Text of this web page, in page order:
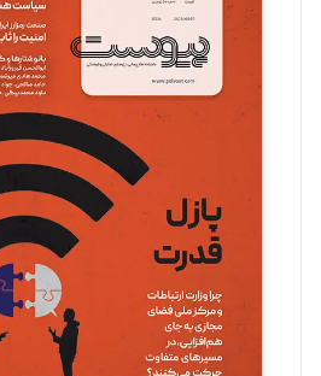
تحریریه
مینا پاکدل
یسنا امان‌پور
تحریریه
ملینا جعفری
تحریریه